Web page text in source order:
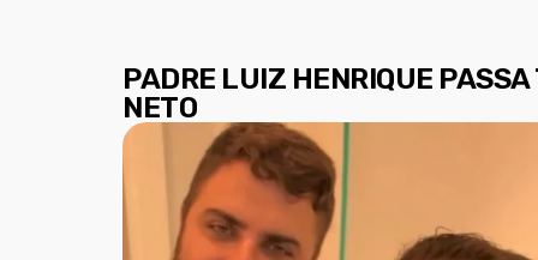
PADRE LUIZ HENRIQUE
NETO